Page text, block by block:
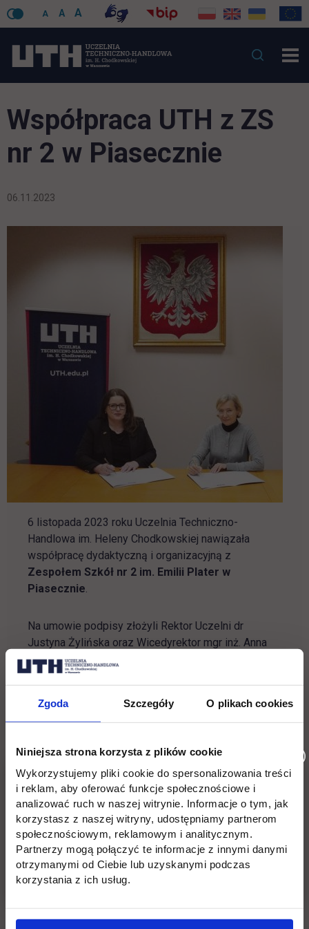
Zgoda Szczegóły O plikach cookies
Niniejsza strona korzysta z plików cookie
Wykorzystujemy pliki cookie do spersonalizowania treści
i reklam, aby oferować funkcje społecznościowe i
analizować ruch w naszej witrynie. Informacje o tym, jak
korzystasz z naszej witryny, udostępniamy partnerom
społecznościowym, reklamowym i analitycznym.
Partnerzy mogą połączyć te informacje z innymi danymi
otrzymanymi od Ciebie lub uzyskanymi podczas
korzystania z ich usług.
A A A
Współpraca UTH z ZS
nr 2 w Piasecznie
06.11.2023
6 listopada 2023 roku Uczelnia Techniczno-
Handlowa im. Heleny Chodkowskiej nawiązała
współpracę dydaktyczną i organizacyjną z
Zespołem Szkół nr 2 im. Emilii Plater w
Piasecznie.
Na umowie podpisy złożyli Rektor Uczelni dr
Justyna Żylińska oraz Wicedyrektor mgr inż. Anna
Zasowska.
W ramach porozumienia UTH objęła patronat nad
szkołą, a także zaprosiła uczniów Zespołu Szkół z
(warsztaty, konferencje, wykłady) Uczelni
Strona internetowa ZS w Piasecznie:
https://platerowka-szkola.edu.pl/link otwiera się w